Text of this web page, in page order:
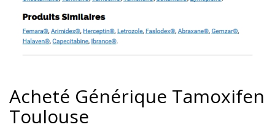
Acheté Générique Tamoxifen
Toulouse